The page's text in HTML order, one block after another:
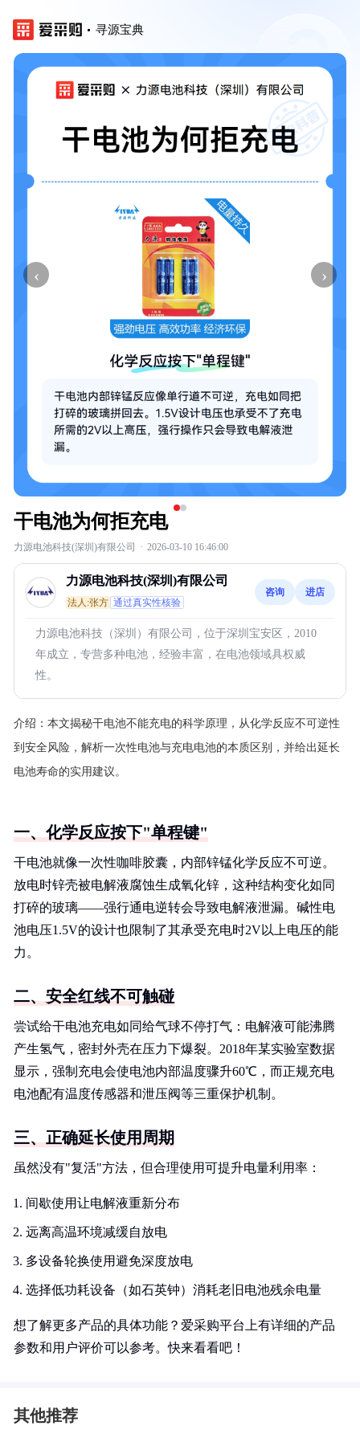
寻源宝典
‹ ›
干电池为何拒充电
力源电池科技(深圳)有限公司 · 2026-03-10 16:46:00
力源电池科技(深圳)有限公司
法人:张方 通过真实性核验
咨询 进店
力源电池科技（深圳）有限公司，位于深圳宝安区，2010
年成立，专营多种电池，经验丰富，在电池领域具权威
性。
介绍： 本文揭秘干电池不能充电的科学原理，从化学反应不可逆性
到安全风险，解析一次性电池与充电电池的本质区别，并给出延长
电池寿命的实用建议。
一、化学反应按下"单程键"
干电池就像一次性咖啡胶囊，内部锌锰化学反应不可逆。
放电时锌壳被电解液腐蚀生成氧化锌，这种结构变化如同
打碎的玻璃——强行通电逆转会导致电解液泄漏。碱性电
池电压1.5V的设计也限制了其承受充电时2V以上电压的能
力。
二、安全红线不可触碰
尝试给干电池充电如同给气球不停打气：电解液可能沸腾
产生氢气，密封外壳在压力下爆裂。2018年某实验室数据
显示，强制充电会使电池内部温度骤升60℃，而正规充电
电池配有温度传感器和泄压阀等三重保护机制。
三、正确延长使用周期
虽然没有"复活"方法，但合理使用可提升电量利用率：
间歇使用让电解液重新分布
远离高温环境减缓自放电
多设备轮换使用避免深度放电
选择低功耗设备（如石英钟）消耗老旧电池残余电量
想了解更多产品的具体功能？爱采购平台上有详细的产品
参数和用户评价可以参考。快来看看吧！
其他推荐